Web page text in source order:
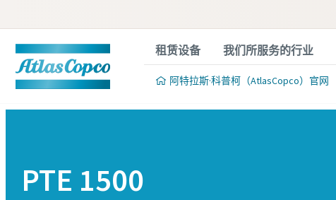
租赁设备 我们所服务的行业
阿特拉斯·科普柯（AtlasCopco）官网
PTE 1500